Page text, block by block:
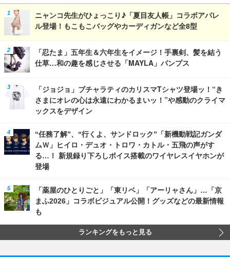
ニャンコ先生がひょっこり♪「夏目友人帳」コラボアパレ
ル登場！もこもこバッグやカーディガンなど全8型
「忍たま」五年生＆六年生をイメージ！手裏剣、髪を結う
仕草…和の趣を感じさせる「MAYLA」パンプス
「ジョジョ」ブチャラティのカリスマTシャツ登場ッ！“き
さまにオレの心は永遠にわかるまいッ！”や感動のクライマ
ックスをデザイン
“任務了解”、“行くよ、サンドロック”「新機動戦記ガンダ
ムＷ」ヒイロ・デュオ・トロワ・カトル・五飛の声がす
る…！ 新規録り下ろしボイス搭載のワイヤレスイヤホンが
登場
「薬屋のひとりごと」「東リベ」「アーリャさん」…「京
まふ2026」コラボビジュアル公開！グッズなどの最新情報
も
ランキングをもっと見る